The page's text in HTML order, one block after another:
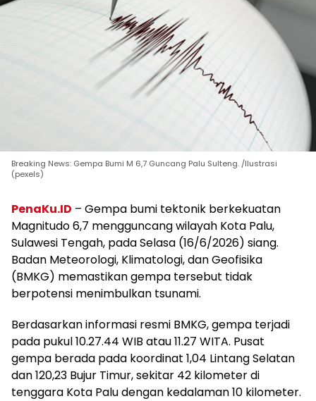
Breaking News: Gempa Bumi M 6,7 Guncang Palu Sulteng. /Ilustrasi
(pexels)
PenaKu.ID – Gempa bumi tektonik berkekuatan
Magnitudo 6,7 mengguncang wilayah Kota Palu,
Sulawesi Tengah, pada Selasa (16/6/2026) siang.
Badan Meteorologi, Klimatologi, dan Geofisika
(BMKG) memastikan gempa tersebut tidak
berpotensi menimbulkan tsunami.
Berdasarkan informasi resmi BMKG, gempa terjadi
pada pukul 10.27.44 WIB atau 11.27 WITA. Pusat
gempa berada pada koordinat 1,04 Lintang Selatan
dan 120,23 Bujur Timur, sekitar 42 kilometer di
tenggara Kota Palu dengan kedalaman 10 kilometer.